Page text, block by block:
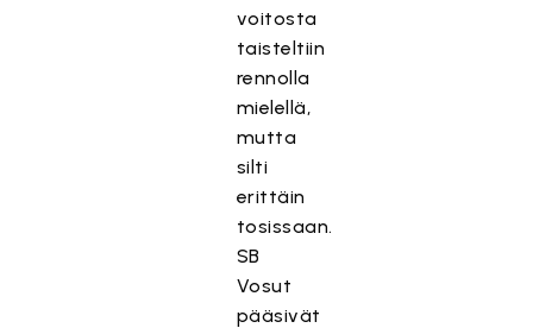
voitosta
taisteltiin
rennolla
mielellä,
mutta
silti
erittäin
tosissaan.
SB
Vosut
pääsivät